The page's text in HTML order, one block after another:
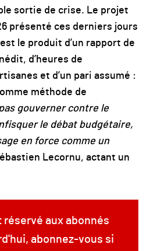
sortie de crise. Le projet
présenté ces derniers jours
le produit d’un rapport de
d’heures de
et d’un pari assumé :
méthode de
gouverner contre le
le débat budgétaire,
en force comme un
Lecornu, actant un
aux abonnés
abonnez-vous si